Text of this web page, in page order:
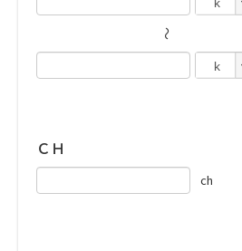
〜
ＣＨ
ch